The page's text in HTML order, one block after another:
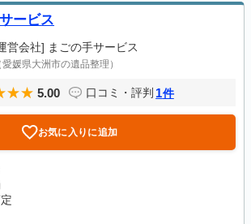
ービス
営会社] まごの手サービス
愛媛県大洲市の遺品整理）
5.00 口コミ・評判 1件
お気に入りに追加